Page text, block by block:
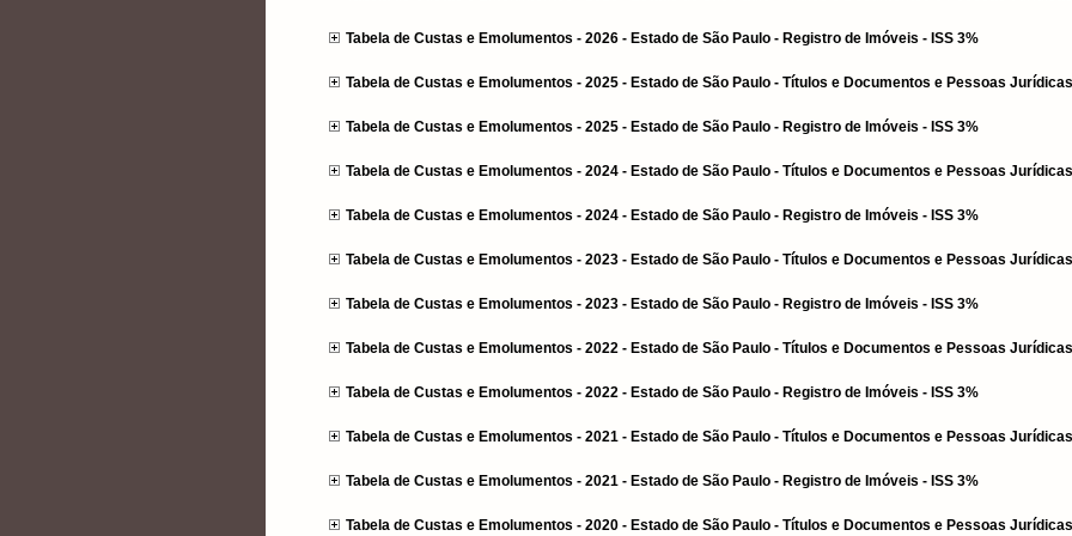
Tabela de Custas e Emolumentos - 2026 - Estado de São Paulo - Registro de Imóveis - ISS 3%
Tabela de Custas e Emolumentos - 2025 - Estado de São Paulo - Títulos e Documentos e Pessoas Jurídicas
Tabela de Custas e Emolumentos - 2025 - Estado de São Paulo - Registro de Imóveis - ISS 3%
Tabela de Custas e Emolumentos - 2024 - Estado de São Paulo - Títulos e Documentos e Pessoas Jurídicas
Tabela de Custas e Emolumentos - 2024 - Estado de São Paulo - Registro de Imóveis - ISS 3%
Tabela de Custas e Emolumentos - 2023 - Estado de São Paulo - Títulos e Documentos e Pessoas Jurídicas
Tabela de Custas e Emolumentos - 2023 - Estado de São Paulo - Registro de Imóveis - ISS 3%
Tabela de Custas e Emolumentos - 2022 - Estado de São Paulo - Títulos e Documentos e Pessoas Jurídicas
Tabela de Custas e Emolumentos - 2022 - Estado de São Paulo - Registro de Imóveis - ISS 3%
Tabela de Custas e Emolumentos - 2021 - Estado de São Paulo - Títulos e Documentos e Pessoas Jurídicas
Tabela de Custas e Emolumentos - 2021 - Estado de São Paulo - Registro de Imóveis - ISS 3%
Tabela de Custas e Emolumentos - 2020 - Estado de São Paulo - Títulos e Documentos e Pessoas Jurídicas